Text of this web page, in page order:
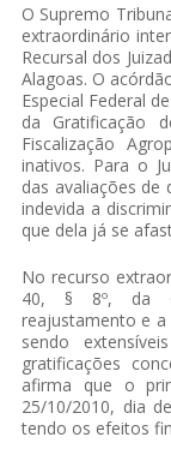
O Supremo
extraordinário
Recursal dos
Alagoas. O
Especial Federal
da Gratificação
Fiscalização
inativos. Para o
das avaliações de
indevida a
que dela já se
No recurso
40, § 8º, da
reajustamento e
sendo
gratificações
afirma que o
25/10/2010, dia
tendo os efeitos